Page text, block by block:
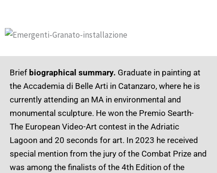
Brief biographical summary. Graduate in painting at
the Accademia di Belle Arti in Catanzaro, where he is
currently attending an MA in environmental and
monumental sculpture. He won the Premio Searth-
The European Video-Art contest in the Adriatic
Lagoon and 20 seconds for art. In 2023 he received
special mention from the jury of the Combat Prize and
was among the finalists of the 4th Edition of the